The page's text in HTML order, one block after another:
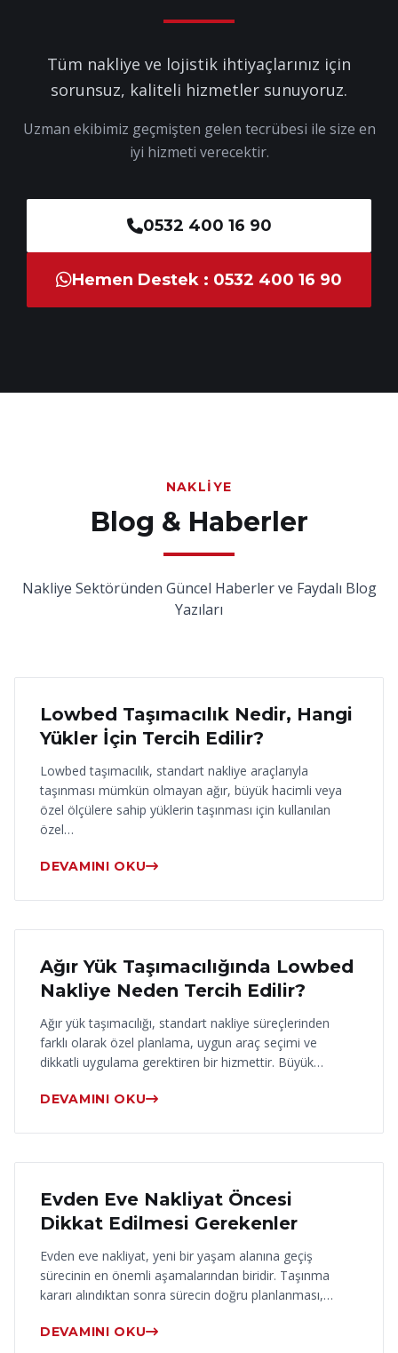
Tüm nakliye ve lojistik ihtiyaçlarınız için
sorunsuz, kaliteli hizmetler sunuyoruz.
Uzman ekibimiz geçmişten gelen tecrübesi ile size en
iyi hizmeti verecektir.
0532 400 16 90
Hemen Destek : 0532 400 16 90
NAKLIYE
Blog & Haberler
Nakliye Sektöründen Güncel Haberler ve Faydalı Blog
Yazıları
18 Haziran 2026
Lowbed Taşımacılık Nedir, Hangi
Yükler İçin Tercih Edilir?
Lowbed taşımacılık, standart nakliye araçlarıyla
taşınması mümkün olmayan ağır, büyük hacimli veya
özel ölçülere sahip yüklerin taşınması için kullanılan
özel…
DEVAMINI OKU
17 Haziran 2026
Ağır Yük Taşımacılığında Lowbed
Nakliye Neden Tercih Edilir?
Ağır yük taşımacılığı, standart nakliye süreçlerinden
farklı olarak özel planlama, uygun araç seçimi ve
dikkatli uygulama gerektiren bir hizmettir. Büyük…
DEVAMINI OKU
16 Haziran 2026
Evden Eve Nakliyat Öncesi
Dikkat Edilmesi Gerekenler
Evden eve nakliyat, yeni bir yaşam alanına geçiş
sürecinin en önemli aşamalarından biridir. Taşınma
kararı alındıktan sonra sürecin doğru planlanması,…
DEVAMINI OKU